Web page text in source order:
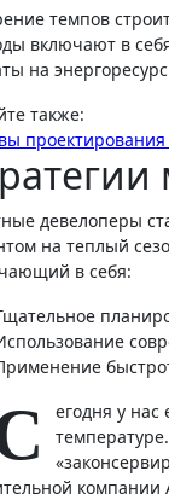
темпов
включают в
на
также:
проектирования
девелоперы
на теплый
в себя:
егодня у
компании